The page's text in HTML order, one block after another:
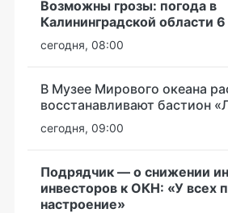
Возможны грозы: погода в
Калининградской области 6
сегодня, 08:00
В Музее Мирового океана
восстанавливают бастион
сегодня, 09:00
Подрядчик — о снижении
инвесторов к ОКН: «У всех
настроение»